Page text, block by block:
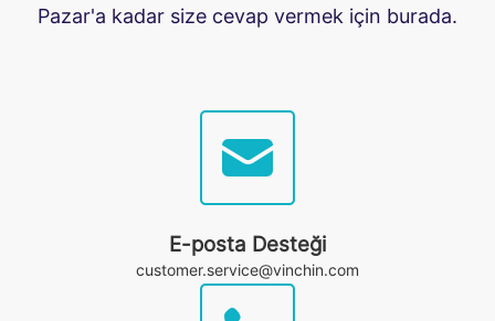
Pazar'a kadar size cevap vermek için burada.
E-posta Desteği
customer.service@vinchin.com